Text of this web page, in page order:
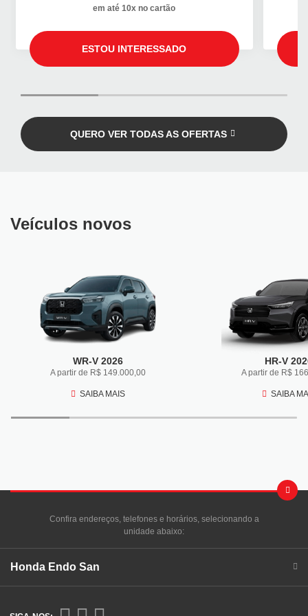
em até 10x no cartão
ESTOU INTERESSADO
QUERO VER TODAS AS OFERTAS
Veículos novos
WR-V 2026
A partir de R$ 149.000,00
SAIBA MAIS
HR-V
A partir de R$
SAIBA
Confira endereços, telefones e horários, selecionando a
unidade abaixo:
Honda Endo San